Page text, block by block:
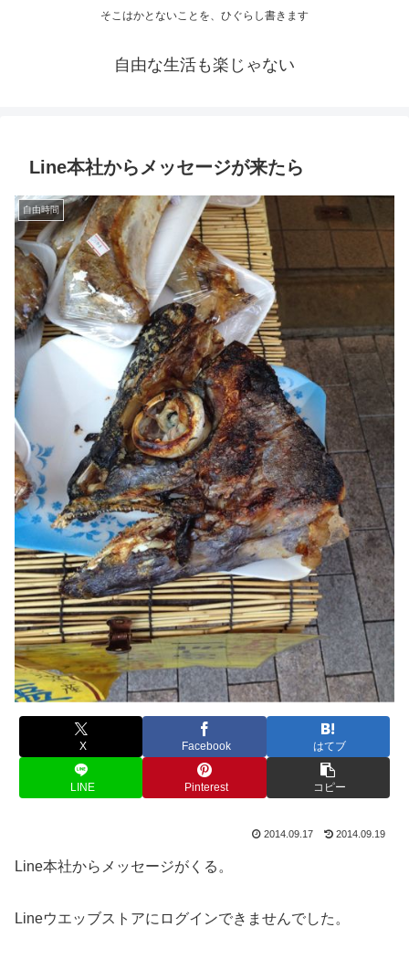
そこはかとないことを、ひぐらし書きます
自由な生活も楽じゃない
Line本社からメッセージが来たら
自由時間
X Facebook はてブ
LINE Pinterest コピー
2014.09.17 2014.09.19
Line本社からメッセージがくる。
Lineウエッブストアにログインできませんでした。